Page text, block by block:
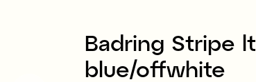
Badring Stripe lt
blue/offwhite